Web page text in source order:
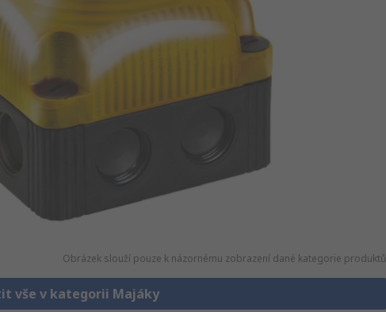
Obrázek slouží pouze k názornému zobrazení dané kategorie produktů
vše v kategorii Majáky